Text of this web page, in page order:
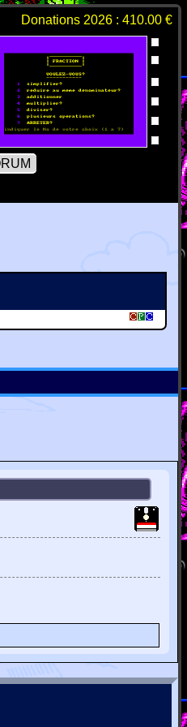
Donations 2026 : 410.00 €